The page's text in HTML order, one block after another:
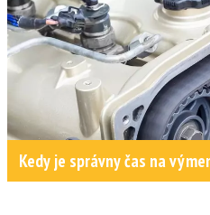
Kedy je správny čas na